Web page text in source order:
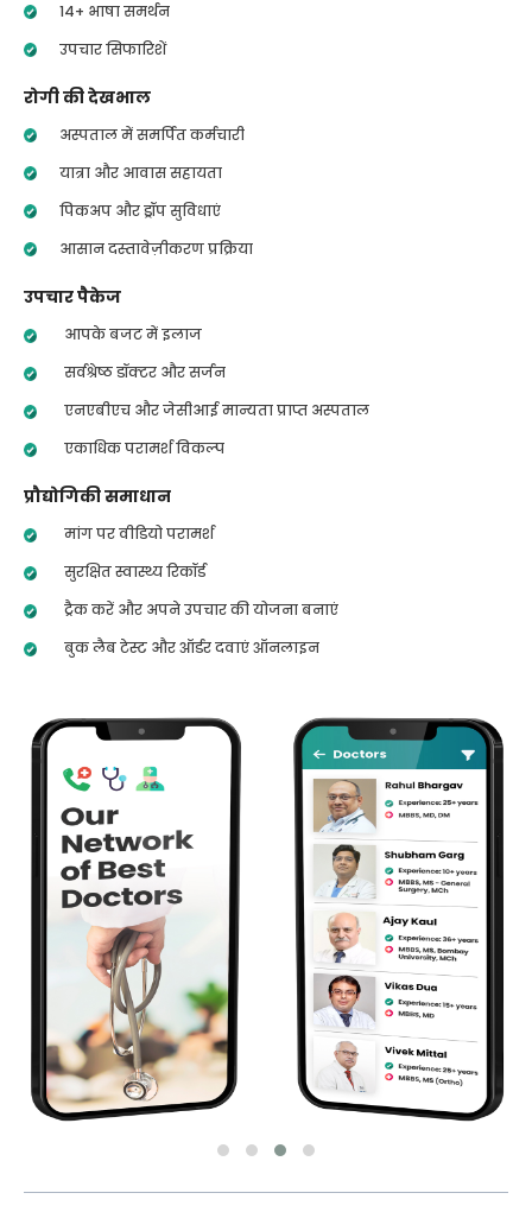
14+ भाषा समर्थन
उपचार सिफारिशें
रोगी की देखभाल
अस्पताल में समर्पित कर्मचारी
यात्रा और आवास सहायता
पिकअप और ड्रॉप सुविधाएं
आसान दस्तावेज़ीकरण प्रक्रिया
उपचार पैकेज
आपके बजट में इलाज
सर्वश्रेष्ठ डॉक्टर और सर्जन
एनएबीएच और जेसीआई मान्यता प्राप्त अस्पताल
एकाधिक परामर्श विकल्प
प्रौद्योगिकी समाधान
मांग पर वीडियो परामर्श
सुरक्षित स्वास्थ्य रिकॉर्ड
ट्रैक करें और अपने उपचार की योजना बनाएं
बुक लैब टेस्ट और ऑर्डर दवाएं ऑनलाइन